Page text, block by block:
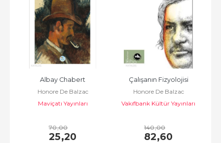
Albay Chabert
Honore De Balzac
Maviçatı Yayınları
70,00
25,20
Çalışanın Fizyolojisi
Honore De Balzac
Vakıfbank Kültür Yayınları
140,00
82,60